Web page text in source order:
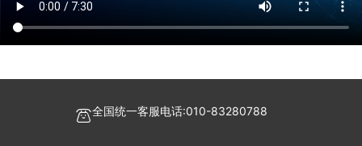
阿坝县阿坝镇第二寄宿制小学
全国统一客服电话:010-83280788